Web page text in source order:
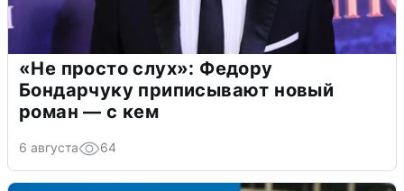
«Не просто слух»: Федору
Бондарчуку приписывают новый
роман — с кем
6 августа 64